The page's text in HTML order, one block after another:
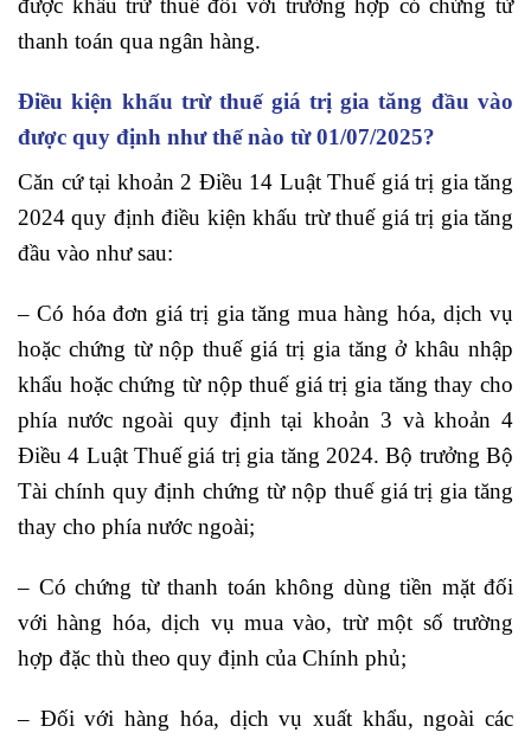
được khấu trừ thuế đối với trường hợp có chứng từ
thanh toán qua ngân hàng.
Điều kiện khấu trừ thuế giá trị gia tăng đầu vào
được quy định như thế nào từ 01/07/2025?
Căn cứ tại khoản 2 Điều 14 Luật Thuế giá trị gia tăng
2024 quy định điều kiện khấu trừ thuế giá trị gia tăng
đầu vào như sau:
– Có hóa đơn giá trị gia tăng mua hàng hóa, dịch vụ
hoặc chứng từ nộp thuế giá trị gia tăng ở khâu nhập
khẩu hoặc chứng từ nộp thuế giá trị gia tăng thay cho
phía nước ngoài quy định tại khoản 3 và khoản 4
Điều 4 Luật Thuế giá trị gia tăng 2024. Bộ trưởng Bộ
Tài chính quy định chứng từ nộp thuế giá trị gia tăng
thay cho phía nước ngoài;
– Có chứng từ thanh toán không dùng tiền mặt đối
với hàng hóa, dịch vụ mua vào, trừ một số trường
hợp đặc thù theo quy định của Chính phủ;
– Đối với hàng hóa, dịch vụ xuất khẩu, ngoài các